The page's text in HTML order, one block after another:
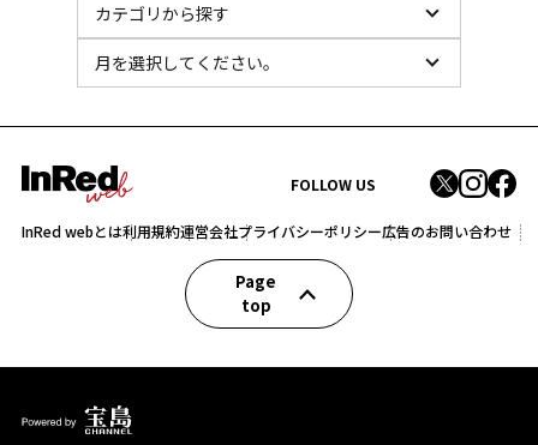
FOLLOW US
InRed webとは利用規約運営会社プライバシーポリシー広告のお問い合わせ
Page
top